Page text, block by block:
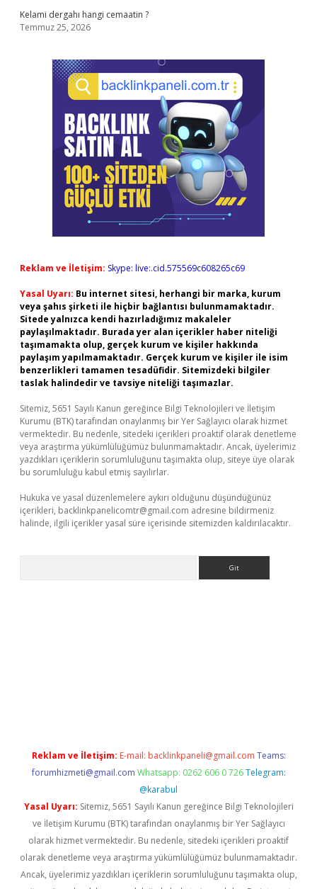
Kelami dergahı hangi cemaatin ?
Temmuz 25, 2026
Reklam ve İletişim: Skype: live:.cid.575569c608265c69
Yasal Uyarı: Bu internet sitesi, herhangi bir marka, kurum
veya şahıs şirketi ile hiçbir bağlantısı bulunmamaktadır.
Sitede yalnızca kendi hazırladığımız makaleler
paylaşılmaktadır. Burada yer alan içerikler haber niteliği
taşımamakta olup, gerçek kurum ve kişiler hakkında
paylaşım yapılmamaktadır. Gerçek kurum ve kişiler ile isim
benzerlikleri tamamen tesadüfidir. Sitemizdeki bilgiler
taslak halindedir ve tavsiye niteliği taşımazlar.
Sitemiz, 5651 Sayılı Kanun gereğince Bilgi Teknolojileri ve İletişim
Kurumu (BTK) tarafından onaylanmış bir Yer Sağlayıcı olarak hizmet
vermektedir. Bu nedenle, sitedeki içerikleri proaktif olarak denetleme
veya araştırma yükümlülüğümüz bulunmamaktadır. Ancak, üyelerimiz
yazdıkları içeriklerin sorumluluğunu taşımakta olup, siteye üye olarak
bu sorumluluğu kabul etmiş sayılırlar.
Hukuka ve yasal düzenlemelere aykırı olduğunu düşündüğünüz
içerikleri, backlinkpanelicomtr@gmail.com adresine bildirmeniz
halinde, ilgili içerikler yasal süre içerisinde sitemizden kaldırılacaktır.
Reklam ve İletişim: E-mail: backlinkpaneli@gmail.com Teams:
forumhizmeti@gmail.com Whatsapp: 0262 606 0 726 Telegram:
@karabul
Yasal Uyarı: Sitemiz, 5651 Sayılı Kanun gereğince Bilgi Teknolojileri
ve İletişim Kurumu (BTK) tarafından onaylanmış bir Yer Sağlayıcı
olarak hizmet vermektedir. Bu nedenle, sitedeki içerikleri proaktif
olarak denetleme veya araştırma yükümlülüğümüz bulunmamaktadır.
Ancak, üyelerimiz yazdıkları içeriklerin sorumluluğunu taşımakta olup,